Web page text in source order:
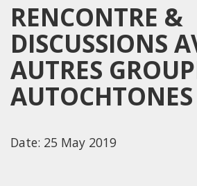
RENCONTRE &
DISCUSSIONS
AUTRES
AUTOCHTONES
Date: 25 May 2019